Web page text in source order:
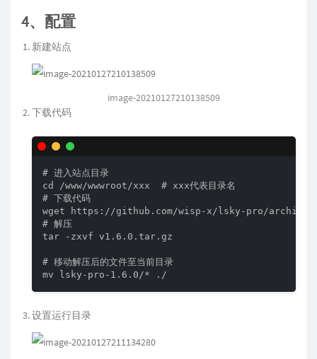
4、配置
新建站点
image-20210127210138509
下载代码
# 进入站点目录
cd /www/wwwroot/xxx  # xxx代表目录名
# 下载代码
wget https://github.com/wisp-x/lsky-pro/
# 解压
tar -zxvf v1.6.0.tar.gz
# 移动解压后的文件至当前目录
mv lsky-pro-1.6.0/* ./
设置运行目录